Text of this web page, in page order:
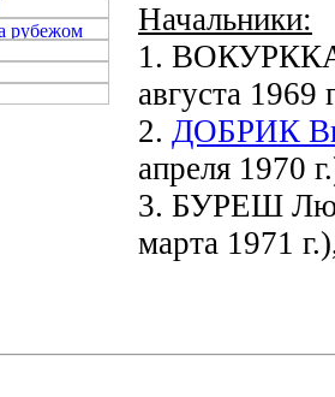
Начальники:
1. ВОКУРККА
августа 1969
2. ДОБРИК
апреля 1970
3. БУРЕШ
марта 1971